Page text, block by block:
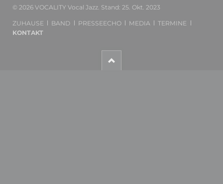
© 2026 VOCALITY Vocal Jazz. Stand: 25. Okt. 2023
NAVIGATION
ÜBERSPRINGEN
ZUHAUSE BAND PRESSEECHO MEDIA
TERMINE
KONTAKT